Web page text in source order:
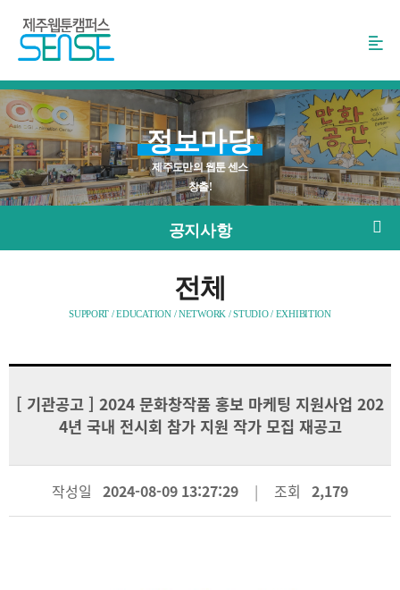
로
가
기
정보마당
제주도만의 웹툰 센스
창출!
공지사항
전체
SUPPORT / EDUCATION / NETWORK / STUDIO / EXHIBITION
[ 기관공고] 2024 문화창작품 홍보 마케팅 지원사업 202
4년 국내 전시회 참가 지원 작가 모집 재공고
작성일 2024-08-09 13:27:29 조회 2,179